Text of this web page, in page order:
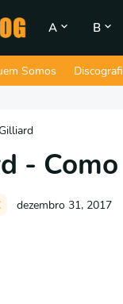
A B
Somos
-
dezembro 31, 2017